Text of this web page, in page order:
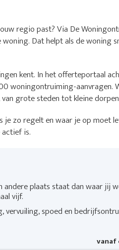
regio past? Via De
Dat helpt als de woning
kent. In het offerteportaal
woningontruiming-aanvragen.
grote steden tot kleine
je zo regelt en waar je op moet
is.
andere plaats staat dan waar jij
vijf.
vervuiling, spoed en
vanaf